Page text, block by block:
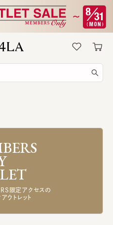
限定アクセスの
ウトレット